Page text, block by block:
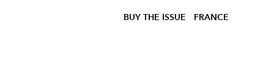
BUY THE ISSUE FRANCE